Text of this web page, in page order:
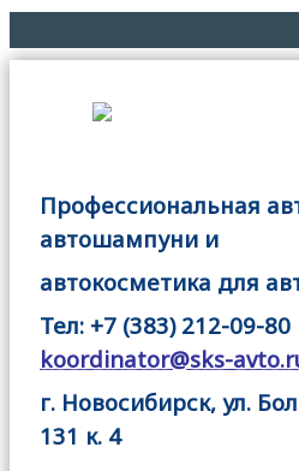
Профессиональная
автошампуни и
автокосметика для
Тел: +7 (383) 212-09-80
koordinator@sks-
г. Новосибирск, ул.
131 к. 4